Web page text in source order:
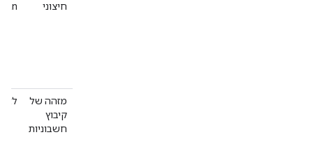
חיצוני
מזהה של
קיבוץ
חשבוניות
לא